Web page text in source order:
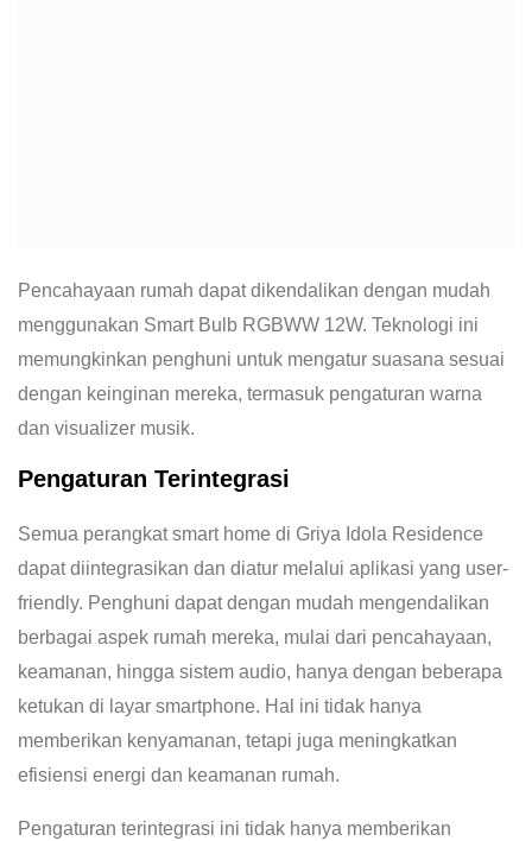
Pencahayaan rumah dapat dikendalikan dengan mudah
menggunakan Smart Bulb RGBWW 12W. Teknologi ini
memungkinkan penghuni untuk mengatur suasana sesuai
dengan keinginan mereka, termasuk pengaturan warna
dan visualizer musik.
Pengaturan Terintegrasi
Semua perangkat smart home di Griya Idola Residence
dapat diintegrasikan dan diatur melalui aplikasi yang user-
friendly. Penghuni dapat dengan mudah mengendalikan
berbagai aspek rumah mereka, mulai dari pencahayaan,
keamanan, hingga sistem audio, hanya dengan beberapa
ketukan di layar smartphone. Hal ini tidak hanya
memberikan kenyamanan, tetapi juga meningkatkan
efisiensi energi dan keamanan rumah.
Pengaturan terintegrasi ini tidak hanya memberikan